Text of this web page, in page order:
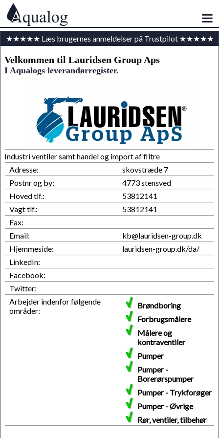
★★★★★ Læs brugernes anmeldelser på Trustpilot ★★★★★
Velkommen til Lauridsen Group Aps
I Aqualogs leverandørregister.
Industri ventiler samt handel og import af filtre
Adresse:
skovstræde 7
Postnr og by:
4773 stensved
Hoved tlf.:
53812141
Vagt tlf.:
53812141
Fax:
Email:
kb@lauridsen-group.dk
Hjemmeside:
lauridsen-group.dk/da/
LinkedIn:
Facebook:
Twitter:
Arbejder indenfor følgende
områder:
Brøndboring
Forbrugsmålere
Målere og
kontraventiler
Pumper
Pumper -
Borerørspumper
Pumper - Trykforøger
Pumper - Øvrige
Rør, ventiler, tilbehør